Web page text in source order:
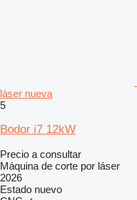
láser nueva
5
Bodor i7 12kW
Precio a consultar
Máquina de corte por láser
2026
Estado nuevo